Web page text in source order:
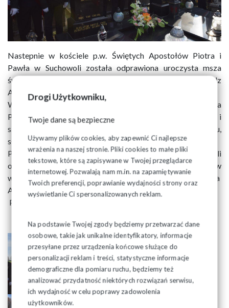
Drogi Użytkowniku,
Twoje dane są bezpieczne
Używamy plików cookies, aby zapewnić Ci najlepsze
wrażenia na naszej stronie. Pliki cookies to małe pliki
tekstowe, które są zapisywane w Twojej przeglądarce
internetowej. Pozwalają nam m.in. na zapamiętywanie
Twoich preferencji, poprawianie wydajności strony oraz
wyświetlanie Ci spersonalizowanych reklam.
Na podstawie Twojej zgody będziemy przetwarzać dane
osobowe, takie jak unikalne identyfikatory, informacje
przesyłane przez urządzenia końcowe służące do
personalizacji reklam i treści, statystyczne informacje
demograficzne dla pomiaru ruchu, będziemy też
analizować przydatność niektórych rozwiązań serwisu,
ich wydajność w celu poprawy zadowolenia
użytkowników.
Nastepnie w kościele p.w. Świętych Apostołów Piotra i
Pawła w Suchowoli została odprawiona uroczysta msza
święta, której przewodniczył Jego Ekscelencja Ksiądz
Arcybiskup Tadeusz Wojda Metropolita Białostocki.
W uroczystości wzięli udział m.in. rodzina księdza
Popiełuszki, przedstawiciele władz państwowych i
samorządowych, delegacje Solidarności z całego kraju,
służby mundurowe i mieszkańcy Suchowoli.
Po mszy zebrani w kościele uczestnicy uroczystości mogli
obejrzeć spektakl słowno-muzyczny „Dobrem zwyciężać” w
wykonaniu Jerzego Zelnika, Roberta Grudnia oraz Gieorgija
Agratina.
Poniżej prezentujemy galerię zdjęć: